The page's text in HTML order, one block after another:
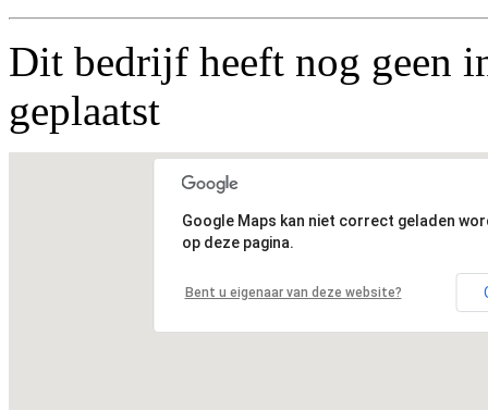
Dit bedrijf heeft nog geen
geplaatst
Google Maps kan niet correct geladen
op deze pagina.
Bent u eigenaar van deze website?